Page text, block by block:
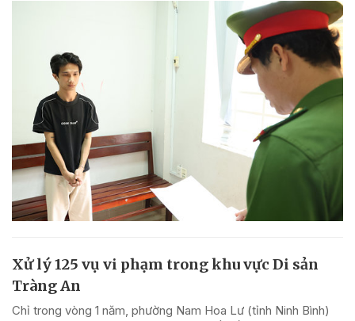
Xử lý 125 vụ vi phạm trong khu vực Di sản
Tràng An
Chỉ trong vòng 1 năm, phường Nam Hoa Lư (tỉnh Ninh Bình)